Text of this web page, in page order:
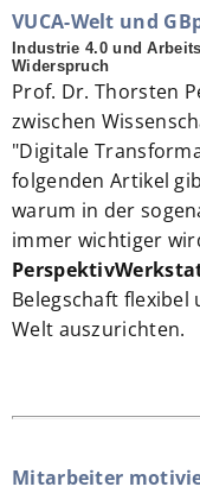
VUCA-Welt und
Industrie 4.0 und
Widerspruch
Prof. Dr. Thorsten
zwischen
"Digitale
folgenden Artikel
warum in der
immer wichtiger
Belegschaft flexibel
Welt auszurichten.
Mitarbeiter